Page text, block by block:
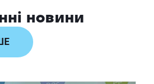
новини